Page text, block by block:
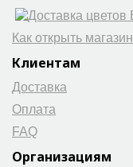
Как открыть магазин
Клиентам
Доставка
Оплата
FAQ
Организациям